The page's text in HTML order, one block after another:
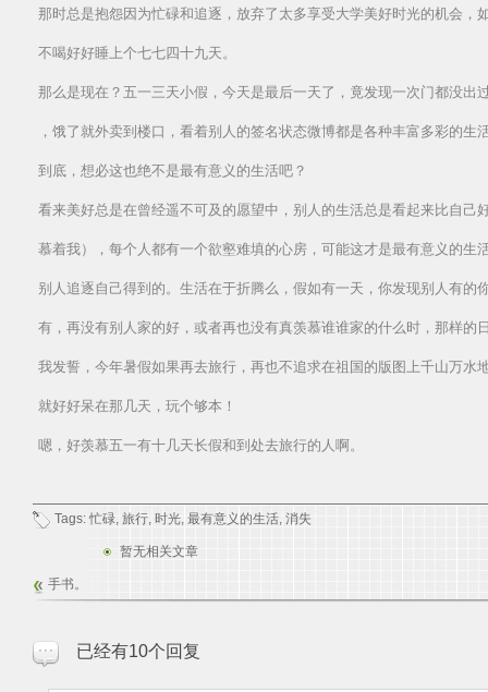
那时总是抱怨因为忙碌和追逐，放弃了太多享受大学美好时光的机会，
不喝好好睡上个七七四十九天。
那么是现在？五一三天小假，今天是最后一天了，竟发现一次门都没出
，饿了就外卖到楼口，看着别人的签名状态微博都是各种丰富多彩的生
到底，想必这也绝不是最有意义的生活吧？
看来美好总是在曾经遥不可及的愿望中，别人的生活总是看起来比自己
慕着我），每个人都有一个欲壑难填的心房，可能这才是最有意义的生
别人追逐自己得到的。生活在于折腾么，假如有一天，你发现别人有的
有，再没有别人家的好，或者再也没有真羡慕谁谁家的什么时，那样的
我发誓，今年暑假如果再去旅行，再也不追求在祖国的版图上千山万水
就好好呆在那几天，玩个够本！
嗯，好羡慕五一有十几天长假和到处去旅行的人啊。
Tags:忙碌, 旅行, 时光, 最有意义的生活, 消失
暂无相关文章
手书。
已经有10个回复